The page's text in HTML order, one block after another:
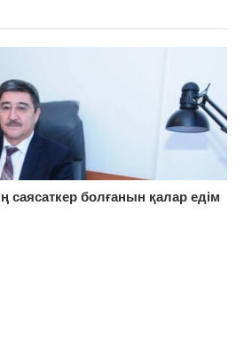
болғанын қалар едім